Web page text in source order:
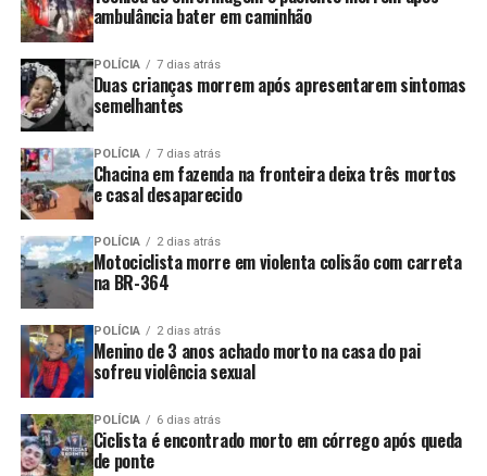
ambulância bater em caminhão
POLÍCIA 7 dias atrás
Duas crianças morrem após apresentarem sintomas
semelhantes
POLÍCIA 7 dias atrás
Chacina em fazenda na fronteira deixa três mortos
e casal desaparecido
POLÍCIA 2 dias atrás
Motociclista morre em violenta colisão com carreta
na BR-364
POLÍCIA 2 dias atrás
Menino de 3 anos achado morto na casa do pai
sofreu violência sexual
POLÍCIA 6 dias atrás
Ciclista é encontrado morto em córrego após queda
de ponte